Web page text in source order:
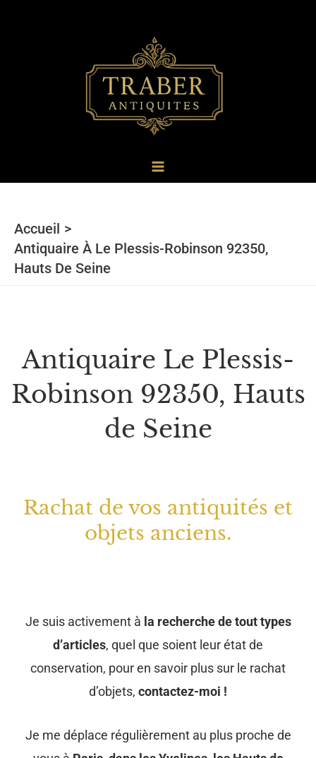
Accueil
Antiquaire À Le Plessis-Robinson 92350,
Hauts De Seine
Antiquaire Le Plessis-
Robinson 92350, Hauts
de Seine
Rachat de vos antiquités et
objets anciens.
Je suis activement à la recherche de tout types
d’articles, quel que soient leur état de
conservation, pour en savoir plus sur le rachat
d’objets, contactez-moi !
Je me déplace régulièrement au plus proche de